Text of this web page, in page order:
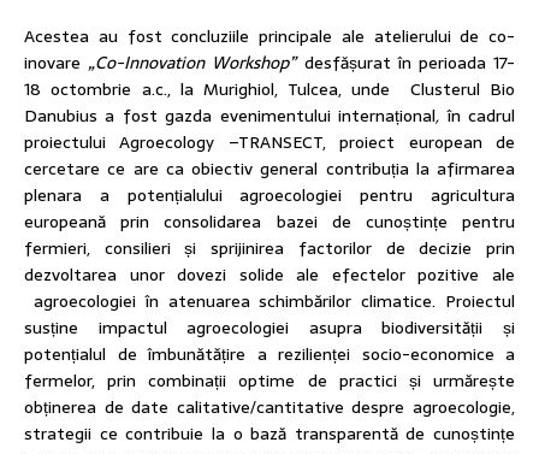
Acestea au fost concluziile principale ale atelierului de co-
inovare „Co-Innovation Workshop” desfășurat în perioada 17-
18 octombrie a.c., la Murighiol, Tulcea, unde Clusterul Bio
Danubius a fost gazda evenimentului internațional, în cadrul
proiectului Agroecology –TRANSECT, proiect european de
cercetare ce are ca obiectiv general contribuția la afirmarea
plenara a potențialului agroecologiei pentru agricultura
europeană prin consolidarea bazei de cunoștințe pentru
fermieri, consilieri și sprijinirea factorilor de decizie prin
dezvoltarea unor dovezi solide ale efectelor pozitive ale
agroecologiei în atenuarea schimbărilor climatice. Proiectul
susține impactul agroecologiei asupra biodiversității și
potențialul de îmbunătățire a rezilienței socio-economice a
fermelor, prin combinații optime de practici și urmărește
obținerea de date calitative/cantitative despre agroecologie,
strategii ce contribuie la o bază transparentă de cunoștințe